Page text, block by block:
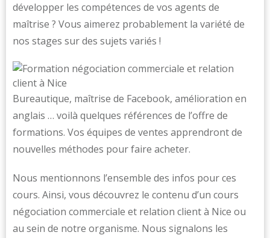
développer les compétences de vos agents de
maîtrise ? Vous aimerez probablement la variété de
nos stages sur des sujets variés !
Bureautique, maîtrise de Facebook, amélioration en
anglais … voilà quelques références de l’offre de
formations. Vos équipes de ventes apprendront de
nouvelles méthodes pour faire acheter.
Nous mentionnons l’ensemble des infos pour ces
cours. Ainsi, vous découvrez le contenu d’un cours
négociation commerciale et relation client à Nice ou
au sein de notre organisme. Nous signalons les